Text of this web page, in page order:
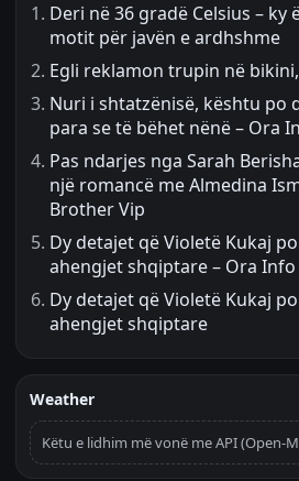
Deri në 36 gradë Celsius – ky
motit për javën e ardhshme
Egli reklamon trupin në bikini,
Nuri i shtatzënisë, kështu po
para se të bëhet nënë – Ora
Pas ndarjes nga Sarah
një romancë me Almedina
Brother Vip
Dy detajet që Violetë Kukaj
ahengjet shqiptare – Ora Info
Dy detajet që Violetë Kukaj
ahengjet shqiptare
Weather
Këtu e lidhim më vonë me API (Open-